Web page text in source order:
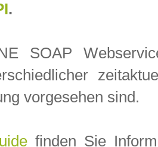
.
SOAP
vorgesehen sind.
finden Sie